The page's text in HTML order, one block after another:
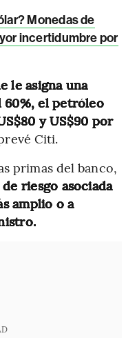
Monedas de
incertidumbre por
le asigna una
el petróleo
y US$90 por
Citi.
primas del banco,
riesgo asociada
amplio o a